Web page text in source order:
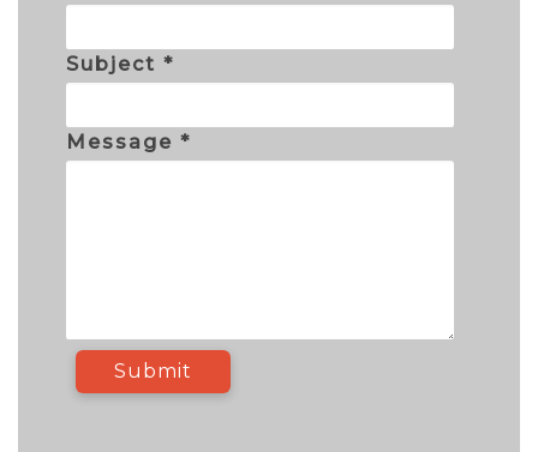
Subject *
Message *